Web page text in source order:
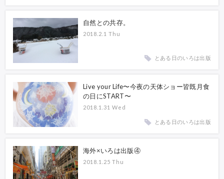
自然との共存。
2018.2.1 Thu
とある日のいろは出版
Live your Life〜今夜の天体ショー皆既月食
の日にSTART〜
2018.1.31 Wed
とある日のいろは出版
海外×いろは出版④
2018.1.25 Thu